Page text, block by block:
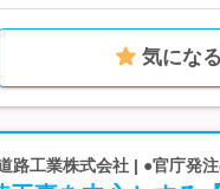
気になる
路工業株式会社 | ●官庁発